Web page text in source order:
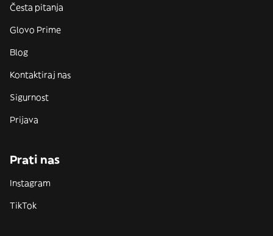
Česta pitanja
Glovo Prime
Blog
Kontaktiraj nas
Sigurnost
Prijava
Prati nas
Instagram
TikTok